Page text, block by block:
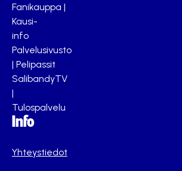
Fanikauppa |
Kausi-
info
Palvelusivusto
| Pelipassit
SalibandyTV
|
Tulospalvelu
Info
Yhteystiedot